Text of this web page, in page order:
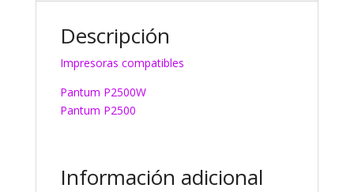
Descripción
Impresoras compatibles
Pantum P2500W
Pantum P2500
Información adicional